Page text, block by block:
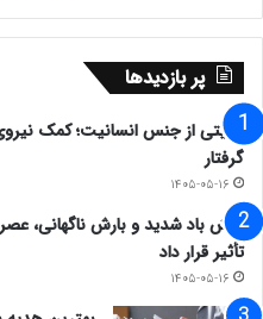
پر بازدیدها
روایتی از جنس انسانیت؛ کمک
گرفتار
۱۴۰۵-۰۵-۱۶
وزش باد شدید و بارش ناگهانی،
تأثیر قرار داد
۱۴۰۵-۰۵-۱۶